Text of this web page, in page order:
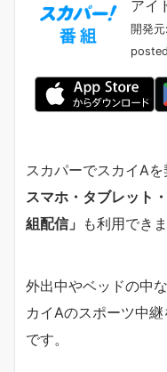
アイ
開発元:
スカパーでスカイA
スマホ・タブレット
組配信」 も利用できま
外出中やベッドの中
カイAのスポーツ中
です。